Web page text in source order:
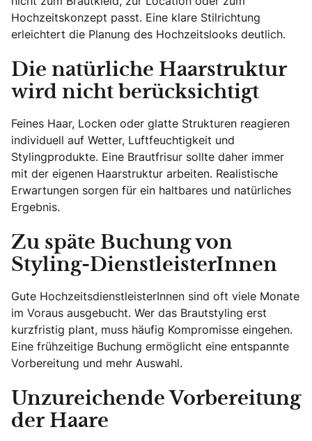
Hochzeitskonzept passt. Eine klare Stilrichtung
erleichtert die Planung des Hochzeitslooks deutlich.
Die natürliche Haarstruktur
wird nicht berücksichtigt
Feines Haar, Locken oder glatte Strukturen reagieren
individuell auf Wetter, Luftfeuchtigkeit und
Stylingprodukte. Eine Brautfrisur sollte daher immer
mit der eigenen Haarstruktur arbeiten. Realistische
Erwartungen sorgen für ein haltbares und natürliches
Ergebnis.
Zu späte Buchung von
Styling-DienstleisterInnen
Gute HochzeitsdienstleisterInnen sind oft viele Monate
im Voraus ausgebucht. Wer das Brautstyling erst
kurzfristig plant, muss häufig Kompromisse eingehen.
Eine frühzeitige Buchung ermöglicht eine entspannte
Vorbereitung und mehr Auswahl.
Unzureichende Vorbereitung
der Haare